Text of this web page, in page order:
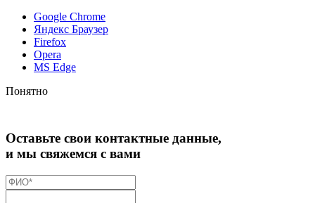
Google Chrome
Яндекс Браузер
Firefox
Opera
MS Edge
Понятно
Оставьте свои контактные данные,
и мы свяжемся с вами